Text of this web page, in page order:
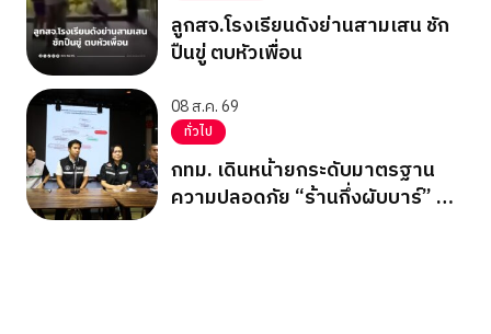
ลูกสจ.โรงเรียนดังย่านสามเสน ชัก
ปืนขู่ ตบหัวเพื่อน
08 ส.ค. 69
ทั่วไป
กทม. เดินหน้ายกระดับมาตรฐาน
ความปลอดภัย “ร้านกึ่งผับบาร์” ทั่ว